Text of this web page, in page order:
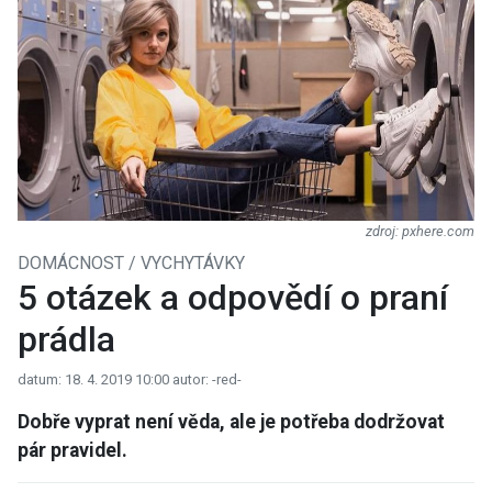
pxhere.com
DOMÁCNOST / VYCHYTÁVKY
5 otázek a odpovědí o praní
prádla
datum: 18. 4. 2019 10:00 autor: -red-
Dobře vyprat není věda, ale je potřeba dodržovat
pár pravidel.